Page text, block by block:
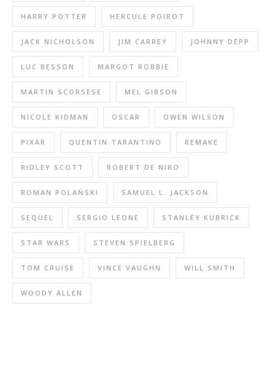
HARRY POTTER HERCULE POIROT
JACK NICHOLSON JIM CARREY JOHNNY DEPP
LUC BESSON MARGOT ROBBIE
MARTIN SCORSESE MEL GIBSON
NICOLE KIDMAN OSCAR OWEN WILSON
PIXAR QUENTIN TARANTINO REMAKE
RIDLEY SCOTT ROBERT DE NIRO
ROMAN POLAŃSKI SAMUEL L. JACKSON
SEQUEL SERGIO LEONE STANLEY KUBRICK
STAR WARS STEVEN SPIELBERG
TOM CRUISE VINCE VAUGHN WILL SMITH
WOODY ALLEN